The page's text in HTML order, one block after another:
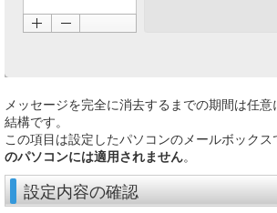
メッセージを完全に消去するまでの期間は任
結構です。
この項目は設定したパソコンのメールボックス
のパソコンには適用されません。
設定内容の確認